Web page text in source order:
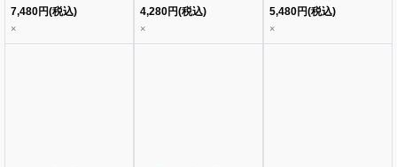
7,480円(税込)
×
4,280円(税込)
×
5,480円(税込)
×